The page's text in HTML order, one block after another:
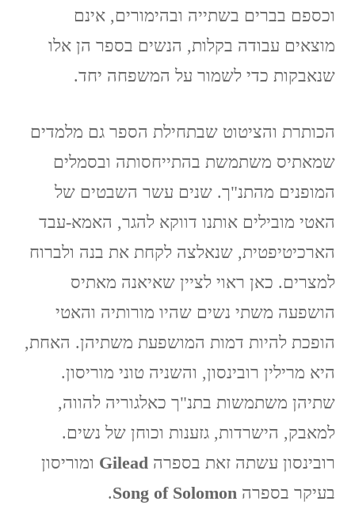
וכספם בברים בשתייה ובהימורים, אינם
מוצאים עבודה בקלות, הנשים בספר הן אלו
שנאבקות כדי לשמור על המשפחה יחד.
הכותרת והציטוט שבתחילת הספר גם מלמדים
שמאתיס משתמשת בהתייחסותה ובסמלים
המופנים מהתנ"ך. שנים עשר השבטים של
האטי מובילים אותנו דווקא להגר, האמא-עבד
הארכיטיפטית, שנאלצה לקחת את בנה ולברוח
למצרים. כאן ראוי לציין שאיאנה מאתיס
הושפעה משתי נשים שהיו מורותיה והאטי
הופכת להיות דמות המושפעת משתיהן. האחת,
היא מרילין רובינסון, והשניה טוני מוריסון.
שתיהן משתמשות בתנ"ך כאלגוריה להווה,
למאבק, הישרדות, גזענות וכוחן של נשים.
רובינסון עשתה זאת בספרה Gilead ומוריסון
בעיקר בספרה Song of Solomon
.